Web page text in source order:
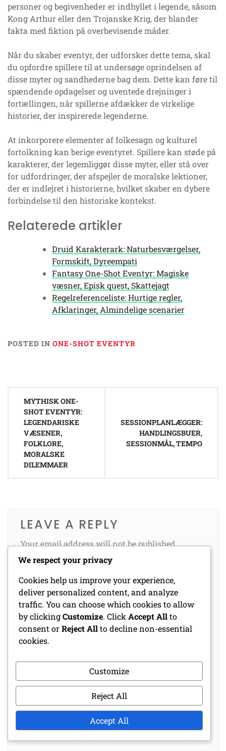
personer og begivenheder er indhyllet i legende, såsom
Kong Arthur eller den Trojanske Krig, der blander
fakta med fiktion på overbevisende måder.
Når du skaber eventyr, der udforsker dette tema, skal
du opfordre spillere til at undersøge oprindelsen af
disse myter og sandhederne bag dem. Dette kan føre til
spændende opdagelser og uventede drejninger i
fortællingen, når spillerne afdækker de virkelige
historier, der inspirerede legenderne.
At inkorporere elementer af folkesagn og kulturel
fortolkning kan berige eventyret. Spillere kan støde på
karakterer, der legemliggør disse myter, eller stå over
for udfordringer, der afspejler de moralske lektioner,
der er indlejret i historierne, hvilket skaber en dybere
forbindelse til den historiske kontekst.
Relaterede artikler
Druid Karakterark: Naturbesværgelser,
Formskift, Dyreempati
Fantasy One-Shot Eventyr: Magiske
væsner, Episk quest, Skattejagt
Regelreferenceliste: Hurtige regler,
Afklaringer, Almindelige scenarier
POSTED IN ONE-SHOT EVENTYR
navigation
MYTHISK ONE-
SHOT EVENTYR:
LEGENDARISKE
VÆSENER,
FOLKLORE,
MORALSKE
DILEMMAER
SESSIONPLANLÆGGER:
HANDLINGSBUER,
SESSIONMÅL, TEMPO
LEAVE A REPLY
Your email address will not be published.
Required fields are marked
Comment
*
We respect your privacy
Cookies help us improve your experience,
deliver personalized content, and analyze
traffic. You can choose which cookies to allow
by clickingCustomize. Click Accept Allto
consent orReject Allto decline non-essential
cookies.
Customize
Reject All
Accept All